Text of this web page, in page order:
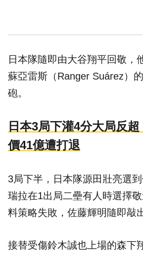
日本隊隨即由大谷翔平回敬，
蘇亞雷斯（Ranger Suárez）
砲。
日本3局下灌4分大局反
價41億遭打退
3局下半，日本隊源田壯亮選
瑞拉在1出局二壘有人時選擇
料策略失敗，佐藤輝明隨即敲
接替受傷鈴木誠也上場的森下